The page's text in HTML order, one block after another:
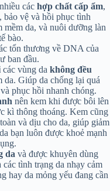
các hợp chất cấp ẩm,
bảo vệ và hồi phục tình
mềm da, và nuôi dưỡng làn
bào.
tổn thương về DNA của
ban đầu.
các vùng da không đều
da. Giúp da chống lại quá
phục hồi nhanh chóng.
nên kem khi được bôi lên
kì thông thoáng. Kem cũng
và dịu cho da, giúp giảm
bạn luôn được khoẻ mạnh
da và được khuyên dùng
các tình trạng da nhạy cảm
hay da mỏng yếu đang cần